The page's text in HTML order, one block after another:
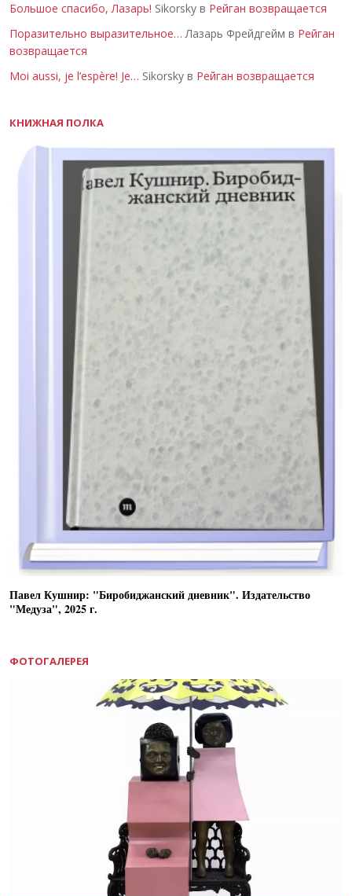
Большое спасибо, Лазарь! Sikorsky в Рейган возвращается
Поразительно выразительное… Лазарь Фрейдгейм в Рейган
возвращается
Moi aussi, je l’espère! Je… Sikorsky в Рейган возвращается
КНИЖНАЯ ПОЛКА
Павел Кушнир: "Биробиджанский дневник". Издательство
"Медуза", 2025 г.
ФОТОГАЛЕРЕЯ